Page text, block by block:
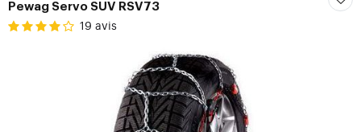
Pewag Servo SUV RSV73
19 avis